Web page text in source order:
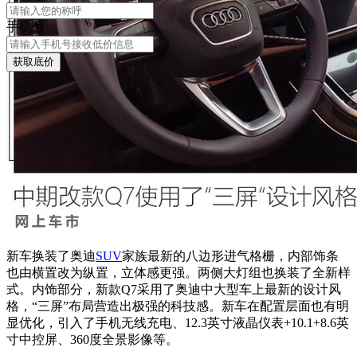
新车换装了奥迪SUV家族最新的八边形进气格栅，内部饰条
也由横置改为纵置，立体感更强。两侧大灯组也换装了全新样
式。内饰部分，新款Q7采用了奥迪中大型车上最新的设计风
格，“三屏”布局营造出极强的科技感。新车在配置层面也有明
显优化，引入了手机无线充电、12.3英寸液晶仪表+10.1+8.6英
寸中控屏、360度全景影像等。
手机号
获取底价